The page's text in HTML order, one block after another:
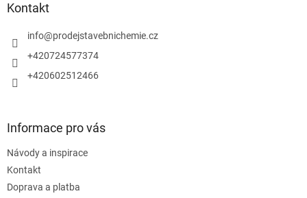
Kontakt
info@prodejstavebnichemie.cz
+420724577374
+420602512466
Informace pro vás
Návody a inspirace
Kontakt
Doprava a platba